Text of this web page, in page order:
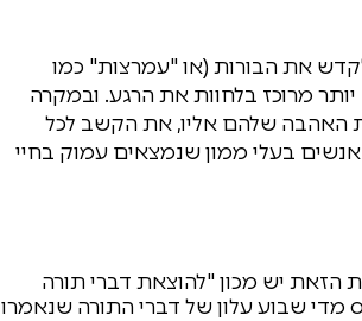
את הבורות (או "עמרצות" כמו
מרוכז בלחוות את הרגע. ובמקרה
האהבה שלהם אליו, את הקשב לכל
בעלי ממון שנמצאים עמוק בחיי
הזאת יש מכון "להוצאת דברי תורה
מדי שבוע עלון של דברי התורה שנאמרו